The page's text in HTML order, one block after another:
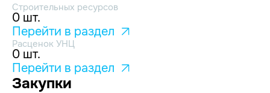
Строительных ресурсов
0 шт.
Перейти в раздел
Расценок УНЦ
0 шт.
Перейти в раздел
Закупки